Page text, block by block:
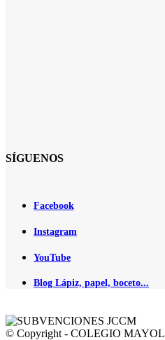
SÍGUENOS
Facebook
Instagram
YouTube
Blog Lápiz, papel, boceto...
© Copyright - COLEGIO